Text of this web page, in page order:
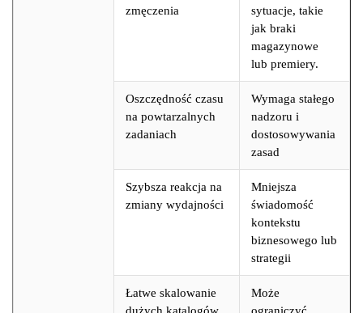
zmęczenia
sytuacje, takie
jak braki
magazynowe
lub premiery.
Oszczędność czasu
na powtarzalnych
zadaniach
Wymaga stałego
nadzoru i
dostosowywania
zasad
Szybsza reakcja na
zmiany wydajności
Mniejsza
świadomość
kontekstu
biznesowego lub
strategii
Łatwe skalowanie
dużych katalogów
Może
ograniczyć